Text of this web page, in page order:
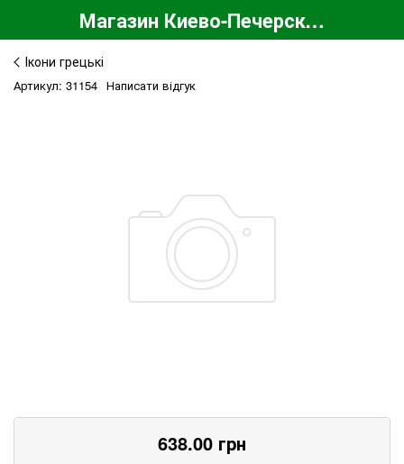
Магазин Киево-Печерской Лавры
Ікони грецькі
Артикул: 31154 Написати відгук
638.00 грн